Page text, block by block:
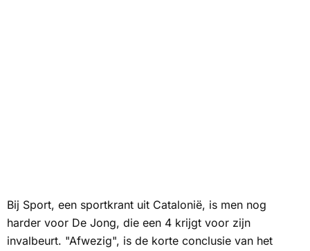
Bij Sport, een sportkrant uit Catalonië, is men nog
harder voor De Jong, die een 4 krijgt voor zijn
invalbeurt. "Afwezig", is de korte conclusie van het